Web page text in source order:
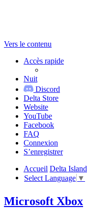
Vers le contenu
Accès rapide
Nuit
Discord
Delta Store
Website
YouTube
Facebook
FAQ
Connexion
S’enregistrer
Accueil Delta Island
Select Language ▼
Microsoft Xbox